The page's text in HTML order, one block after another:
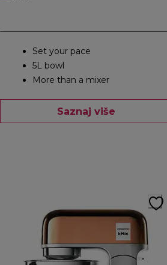
Set your pace
5L bowl
More than a mixer
Saznaj više